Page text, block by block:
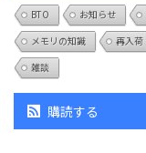
BTO お知らせ
メモリの知識
再入荷
雑談
購読する